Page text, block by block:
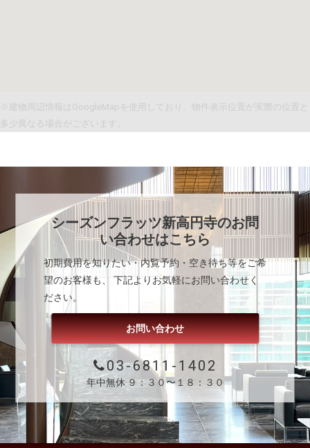
※建物周辺情報はGoogleMapを使用しており、物件表示位置が実際の位置と
多少異なる場合がございます。
シーズンフラッツ新高円寺のお問
い合わせはこちら
初期費用を知りたい・内覧予約・空き待ち等をご希
望のお客様も、 下記よりお気軽にお問い合わせく
ださい。
お問い合わせ
03-6811-1402
年中無休 ９：３０〜１８：３０